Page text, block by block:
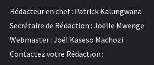
Rédacteur en chef : Patrick Kalungwana
Secrétaire de Rédaction : Joëlle Mwenge
Webmaster : Joël Kaseso Machozi
Contactez votre Rédaction :